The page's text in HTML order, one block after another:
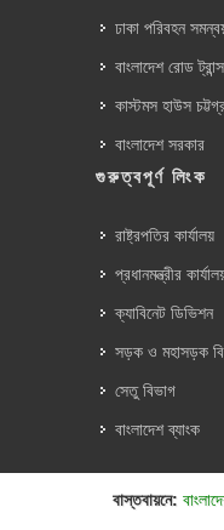
ঢাকা পরিবহন
বাংলাদেশ রোড
কাস্টমস হাউস
বাংলাদেশ সরকার
গুরুত্বপূর্ণ লিংক
রাষ্ট্রপতির কার্যালয়
প্রধানমন্ত্রীর
ক্যাবিনেট ডিভিশন
সড়ক ও মহাসড়ক
সেতু বিভাগ
বাংলাদেশ ব্যাংক
বাস্তবায়নে: